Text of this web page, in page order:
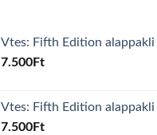
Vtes: Fifth Edition alappakli
7.500Ft
Vtes: Fifth Edition
7.500Ft